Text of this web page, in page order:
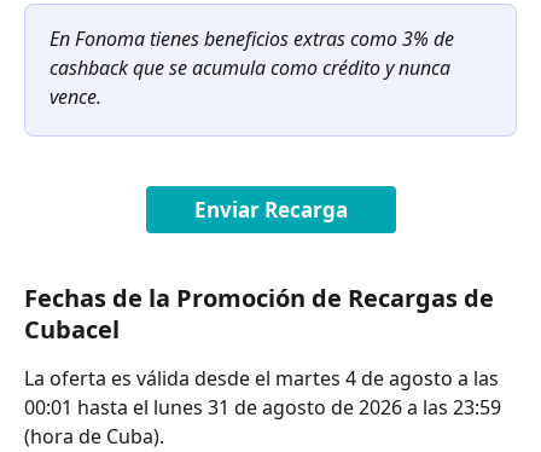
En Fonoma tienes beneficios extras como 3% de
cashback que se acumula como crédito y nunca
vence.
Enviar Recarga
Fechas de la Promoción de Recargas de
Cubacel
La oferta es válida desde el martes 4 de agosto a las
00:01 hasta el lunes 31 de agosto de 2026 a las 23:59
(hora de Cuba).